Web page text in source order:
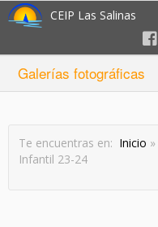
CEIP Las Salinas
Galerías fotográficas
Te encuentras en: Inicio »
Infantil 23-24